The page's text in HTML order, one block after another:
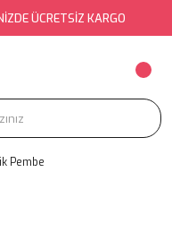
ÜCRETSİZ KARGO